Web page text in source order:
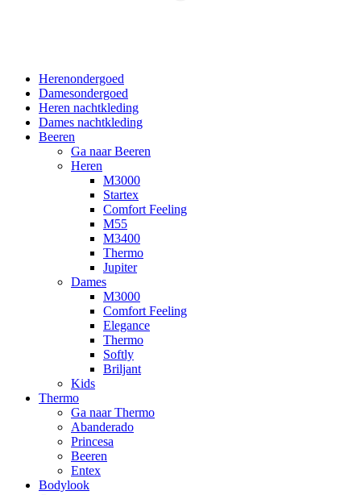
Herenondergoed
Damesondergoed
Heren nachtkleding
Dames nachtkleding
Beeren
Ga naar Beeren
Heren
M3000
Startex
Comfort Feeling
M55
M3400
Thermo
Jupiter
Dames
M3000
Comfort Feeling
Elegance
Thermo
Softly
Briljant
Kids
Thermo
Ga naar Thermo
Abanderado
Princesa
Beeren
Entex
Bodylook